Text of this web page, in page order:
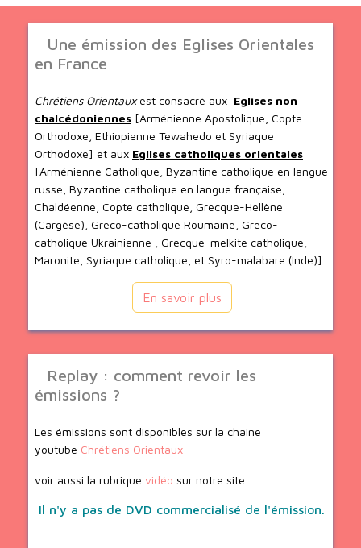
Une émission des Eglises Orientales
en France
Chrétiens Orientauxest consacré aux Eglises non
chalcédoniennes [Arménienne Apostolique, Copte
Orthodoxe, Ethiopienne Tewahedo et Syriaque
Orthodoxe] et aux Eglises catholiques orientales
[Arménienne Catholique, Byzantine catholique en langue
russe, Byzantine catholique en langue française,
Chaldéenne, Copte catholique, Grecque-Hellène
(Cargèse), Greco-catholique Roumaine, Greco-
catholique Ukrainienne , Grecque-melkite catholique,
Maronite, Syriaque catholique, et Syro-malabare (Inde)].
En savoir plus
Replay : comment revoir les
émissions ?
Les émissions sont disponibles sur la chaine
youtube Chrétiens Orientaux
voir aussi la rubrique vidéo sur notre site
Il n'y a pas de DVD commercialisé de l'émission.